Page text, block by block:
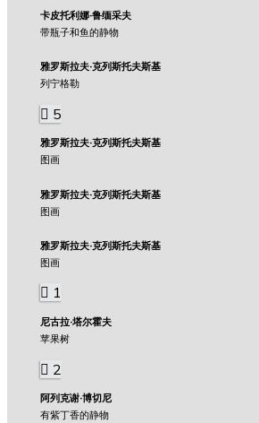
卡皮托利娜·鲁缅采夫
带瓶子和鱼的静物
雅罗斯拉夫·克列斯托夫斯基
列宁格勒
5
雅罗斯拉夫·克列斯托夫斯基
图画
雅罗斯拉夫·克列斯托夫斯基
图画
雅罗斯拉夫·克列斯托夫斯基
图画
1
尼古拉·塔尔霍夫
苹果树
2
阿列克谢·博切尼
有紫丁香的静物